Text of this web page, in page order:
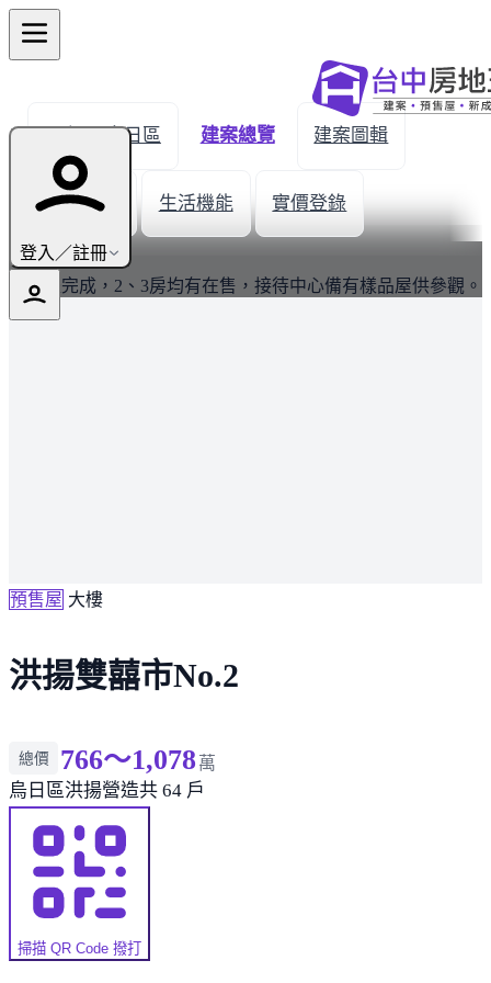
登入／註冊
← 返回烏日區 建案總覽 建案圖輯
新屋開箱 生活機能 實價登錄
最新
結構體完成，2、3房均有在售，接待中心備有樣品屋供參觀。
預售屋 大樓
洪揚雙囍市No.2
總價 766～1,078 萬
烏日區洪揚營造共 64 戶
掃描 QR Code 撥打